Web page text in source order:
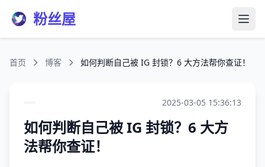
粉丝屋 打开
首页 博客 如何判断自己被 IG 封锁？6 大方法帮你查证！
2025-03-05 15:36:13
如何判断自己被 IG 封锁？6 大方
法帮你查证！